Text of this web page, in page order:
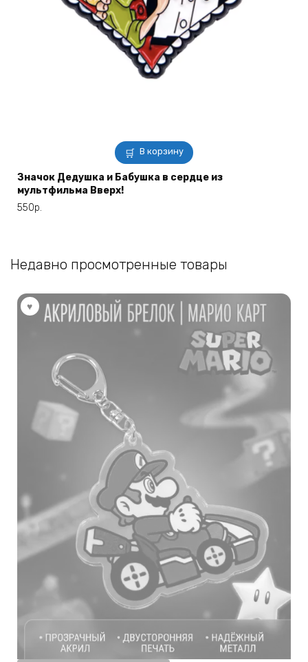
В корзину
Значок Дедушка и Бабушка в сердце из
мультфильма Вверх!
550р.
Недавно просмотренные товары